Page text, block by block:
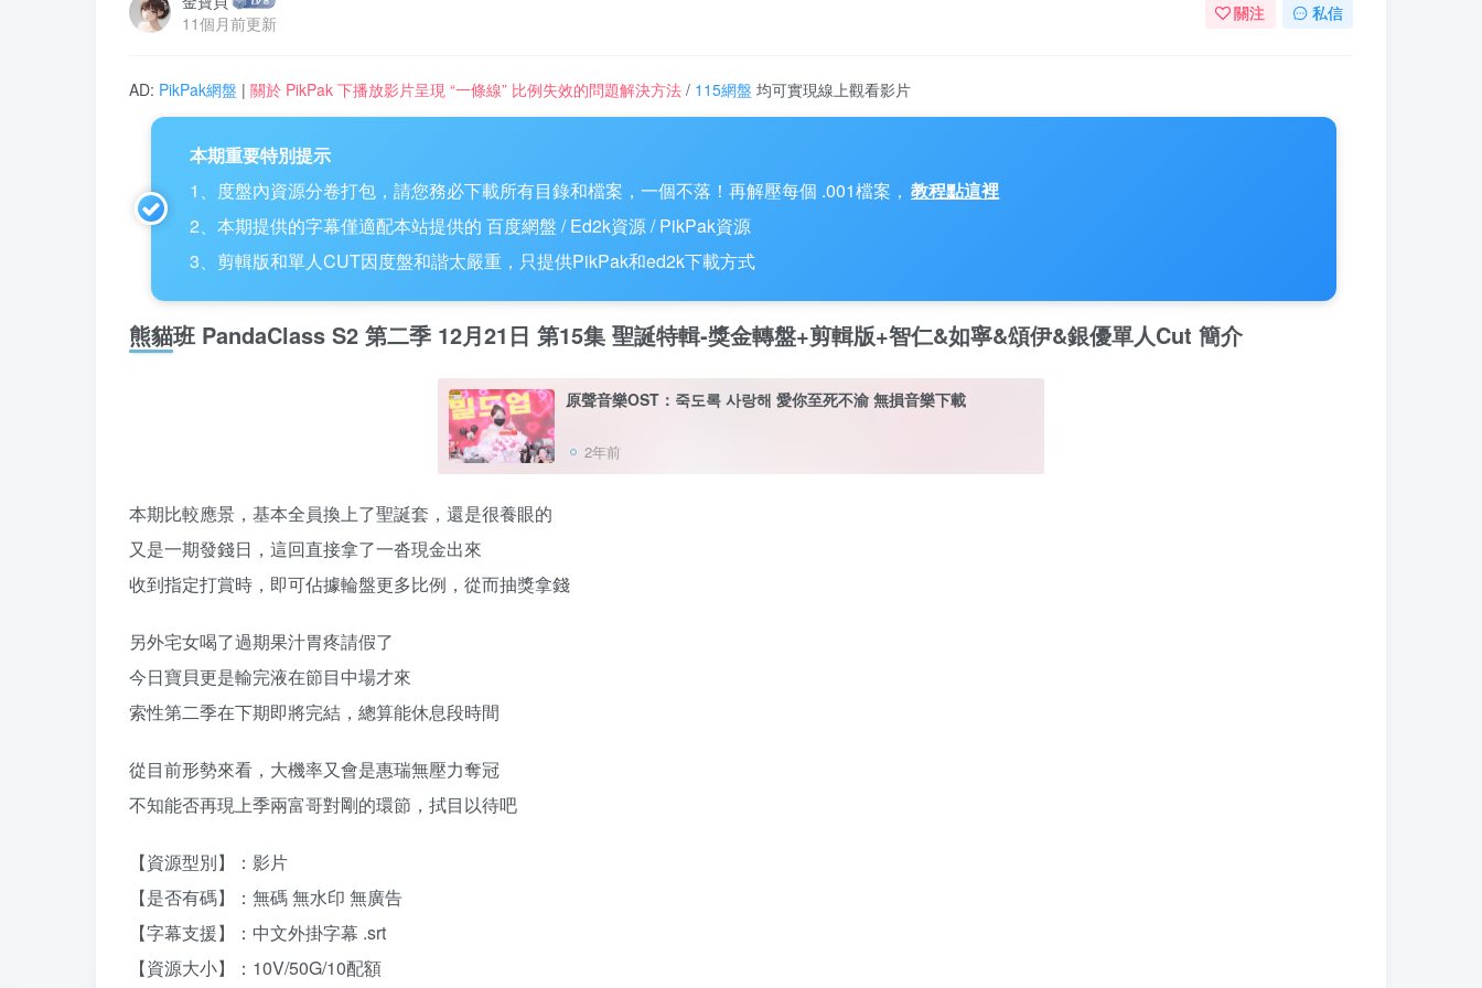
11個月前更新
關注 私信
AD: PikPak網盤 | 關於 PikPak 下播放影片呈現 “一條線” 比例失效的問題解決方法 / 115網盤 均可實現線上觀看影片
本期重要特別提示
1、度盤內資源分卷打包，請您務必下載所有目錄和檔案，一個不落！再解壓每個 .001檔案， 教程點這裡
2、本期提供的字幕僅適配本站提供的 百度網盤 / Ed2k資源 / PikPak資源
3、剪輯版和單人CUT因度盤和諧太嚴重，只提供PikPak和ed2k下載方式
熊貓班 PandaClass S2 第二季 12月21日 第15集 聖誕特輯-獎金轉盤+剪輯版+智仁&如寧&頌伊&銀優單人Cut 簡介
原聲音樂OST：죽도록 사랑해 愛你至死不渝 無損音樂下載
2年前
本期比較應景，基本全員換上了聖誕套，還是很養眼的
又是一期發錢日，這回直接拿了一沓現金出來
收到指定打賞時，即可佔據輪盤更多比例，從而抽獎拿錢
另外宅女喝了過期果汁胃疼請假了
今日寶貝更是輸完液在節目中場才來
索性第二季在下期即將完結，總算能休息段時間
從目前形勢來看，大機率又會是惠瑞無壓力奪冠
不知能否再現上季兩富哥對剛的環節，拭目以待吧
【資源型別】：影片
【是否有碼】：無碼 無水印 無廣告
【字幕支援】：中文外掛字幕 .srt
【資源大小】：10V/50G/10配額